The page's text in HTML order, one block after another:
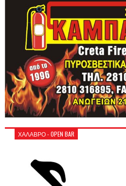
ΧΑΛΑΒΡΟ - OPEN BAR